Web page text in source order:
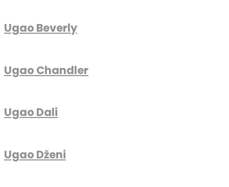
Ugao Beverly
Ugao Chandler
Ugao Dali
Ugao Dženi